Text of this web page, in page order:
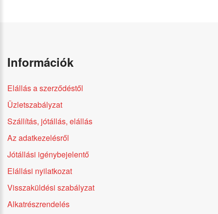
Információk
Elállás a szerződéstől
Üzletszabályzat
Szállítás, jótállás, elállás
Az adatkezelésről
Jótállási igénybejelentő
Elállási nyilatkozat
Visszaküldési szabályzat
Alkatrészrendelés